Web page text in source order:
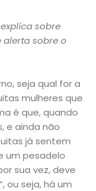
sobre
sobre o
seja qual for a
mulheres que
é que, quando
e ainda não
já sentem
um pesadelo
sua vez, deve
ou seja, há um